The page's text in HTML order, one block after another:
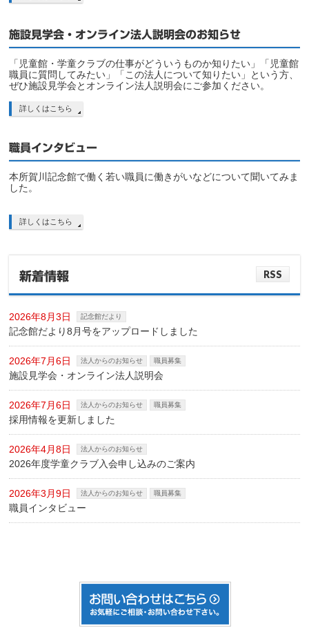
施設見学会・オンライン法人説明会のお知らせ
「児童館・学童クラブの仕事がどういうものか知りたい」「児童館
職員に質問してみたい」「この法人について知りたい」という方、
ぜひ施設見学会とオンライン法人説明会にご参加ください。
詳しくはこちら
職員インタビュー
本所賀川記念館で働く若い職員に働きがいなどについて聞いてみま
した。
詳しくはこちら
新着情報 RSS
2026年8月3日 記念館だより
記念館だより8月号をアップロードしました
2026年7月6日 法人からのお知らせ 職員募集
施設見学会・オンライン法人説明会
2026年7月6日 法人からのお知らせ 職員募集
採用情報を更新しました
2026年4月8日 法人からのお知らせ
2026年度学童クラブ入会申し込みのご案内
2026年3月9日 法人からのお知らせ 職員募集
職員インタビュー